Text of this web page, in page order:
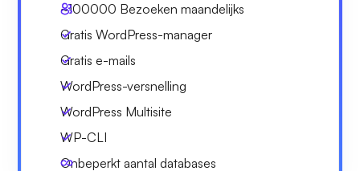
~100000 Bezoeken maandelijks
Gratis WordPress-manager
Gratis e-mails
WordPress-versnelling
WordPress Multisite
WP-CLI
Onbeperkt aantal databases